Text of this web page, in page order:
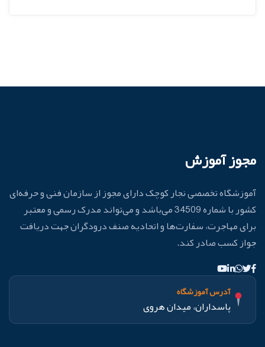
مجوز آموزش
آموزشگاه تخصصی نجار کوچک دارای مجوز از سازمان فنی و حرفه‌ای
کشور با شماره 34509 می‌باشد و می‌تواند مدرک رسمی و معتبر
برای مهاجرت، سفارت‌ها و اتحادیه صنف درودگران جهت دریافت
جواز کسب صادر کند.
آدرس آموزشگاه
پاسداران، میدان هروی